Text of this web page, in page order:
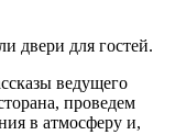
двери для гостей.
ведущего
проведем
в атмосферу и,